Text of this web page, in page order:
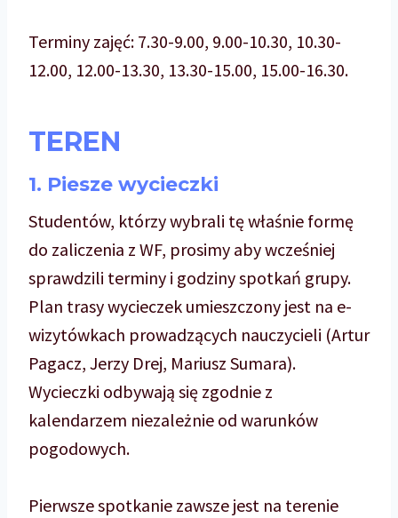
Terminy zajęć: 7.30-9.00, 9.00-10.30, 10.30-
12.00, 12.00-13.30, 13.30-15.00, 15.00-16.30.
TEREN
1. Piesze wycieczki
Studentów, którzy wybrali tę właśnie formę
do zaliczenia z WF, prosimy aby wcześniej
sprawdzili terminy i godziny spotkań grupy.
Plan trasy wycieczek umieszczony jest na e-
wizytówkach prowadzących nauczycieli (Artur
Pagacz, Jerzy Drej, Mariusz Sumara).
Wycieczki odbywają się zgodnie z
kalendarzem niezależnie od warunków
pogodowych.
Pierwsze spotkanie zawsze jest na terenie